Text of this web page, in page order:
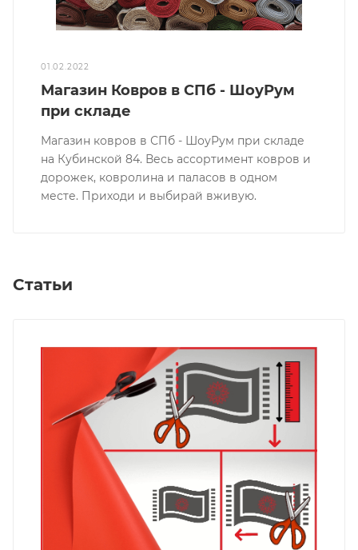
01.02.2022
Магазин Ковров в СПб - ШоуРум
при складе
Магазин ковров в СПб - ШоуРум при складе
на Кубинской 84. Весь ассортимент ковров и
дорожек, ковролина и паласов в одном
месте. Приходи и выбирай вживую.
Статьи